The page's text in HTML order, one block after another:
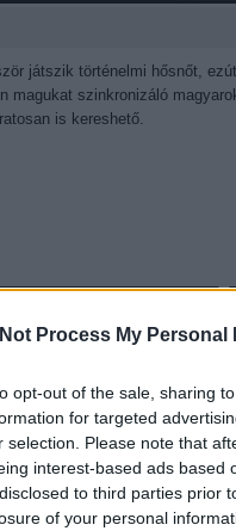
Process My Personal
opt-out of the sale, sharing
for targeted
selection. Please note that
interest-based ads based
to third parties prior
of your personal
játszik történelmi hősnőt,
magukat szinkronizáló
is kereshető.
2.
is egész sikeres első rész
könnyed horror, alighanem
természetesen.